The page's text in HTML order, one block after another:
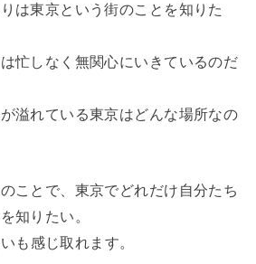
は東京という街のことを知りた
忙しなく無関心にいきているのだ
溢れている東京はどんな場所なの
ことで、東京でどれだけ自分たち
知りたい。
も感じ取れます。